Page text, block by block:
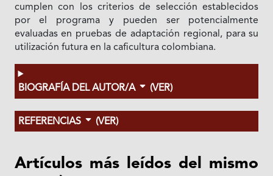
cumplen con los criterios de selección establecidos
por el programa y pueden ser potencialmente
evaluadas en pruebas de adaptación regional, para su
utilización futura en la caficultura colombiana.
BIOGRAFÍA DEL AUTOR/A (VER)
REFERENCIAS (VER)
Artículos más leídos del mismo